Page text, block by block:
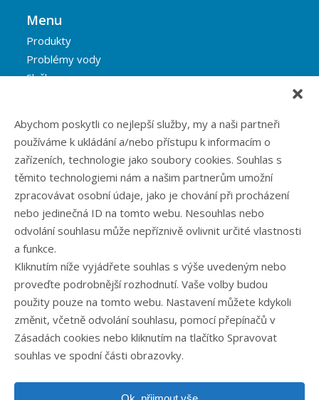
Abychom poskytli co nejlepší služby, my a naši partneři
používáme k ukládání a/nebo přístupu k informacím o
zařízeních, technologie jako soubory cookies. Souhlas s
těmito technologiemi nám a našim partnerům umožní
zpracovávat osobní údaje, jako je chování při procházení
nebo jedinečná ID na tomto webu. Nesouhlas nebo
odvolání souhlasu může nepříznivě ovlivnit určité vlastnosti
a funkce.
Kliknutím níže vyjádřete souhlas s výše uvedeným nebo
proveďte podrobnější rozhodnutí. Vaše volby budou
použity pouze na tomto webu. Nastavení můžete kdykoli
změnit, včetně odvolání souhlasu, pomocí přepínačů v
Zásadách cookies nebo kliknutím na tlačítko Spravovat
souhlas ve spodní části obrazovky.
Menu
Produkty
Problémy vody
Služby
Eshop
Kontakt
Rubriky článků
Články
Podcast
Případové studie
Realizované zakázky
Slovník
Zaměstnání